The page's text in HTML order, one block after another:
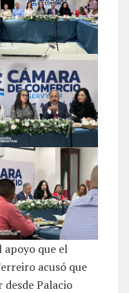
que el
acusó que
desde Palacio